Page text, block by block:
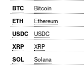
BTC
Bitcoin
ETH
Ethereum
USDC
USDC
XRP
XRP
SOL
Solana